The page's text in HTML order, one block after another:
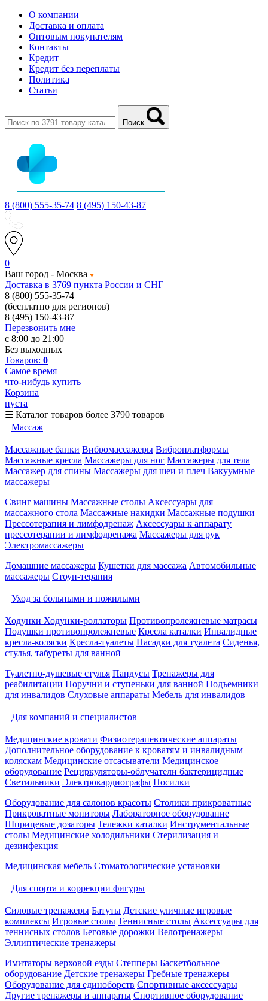
О компании
Доставка и оплата
Оптовым покупателям
Контакты
Кредит
Кредит без переплаты
Политика
Статьи
Поиск
8 (800) 555-35-74 8 (495) 150-43-87
0
Ваш город - Москва
Доставка в 3769 пункта России и СНГ
8 (800) 555-35-74
(бесплатно для регионов)
8 (495) 150-43-87
Перезвонить мне
с 8:00 до 21:00
Без выходных
Товаров: 0
Самое время
что-нибудь купить
Корзина
пуста
☰ Каталог товаров более 3790 товаров
Массаж
Массажные банки Вибромассажеры Виброплатформы
Массажные кресла Массажеры для ног Массажеры для тела
Массажер для спины Массажеры для шеи и плеч Вакуумные
массажеры
Свинг машины Массажные столы Аксессуары для
массажного стола Массажные накидки Массажные подушки
Прессотерапия и лимфодренаж Аксессуары к аппарату
прессотерапии и лимфодренажа Массажеры для рук
Электромассажеры
Домашние массажеры Кушетки для массажа Автомобильные
массажеры Стоун-терапия
Уход за больными и пожилыми
Ходунки Ходунки-роллаторы Противопролежневые матрасы
Подушки противопролежневые Кресла каталки Инвалидные
кресла-коляски Кресла-туалеты Насадки для туалета Сиденья,
стулья, табуреты для ванной
Туалетно-душевые стулья Пандусы Тренажеры для
реабилитации Поручни и ступеньки для ванной Подъемники
для инвалидов Слуховые аппараты Мебель для инвалидов
Для компаний и специалистов
Медицинские кровати Физиотерапевтические аппараты
Дополнительное оборудование к кроватям и инвалидным
коляскам Медицинские отсасыватели Медицинское
оборудование Рециркуляторы-облучатели бактерицидные
Светильники Электрокардиографы Носилки
Оборудование для салонов красоты Столики прикроватные
Прикроватные мониторы Лабораторное оборудование
Шприцевые дозаторы Тележки каталки Инструментальные
столы Медицинские холодильники Стерилизация и
дезинфекция
Медицинская мебель Стоматологические установки
Для спорта и коррекции фигуры
Силовые тренажеры Батуты Детские уличные игровые
комплексы Игровые столы Теннисные столы Аксессуары для
теннисных столов Беговые дорожки Велотренажеры
Эллиптические тренажеры
Имитаторы верховой езды Степперы Баскетбольное
оборудование Детские тренажеры Гребные тренажеры
Оборудование для единоборств Спортивные аксессуары
Другие тренажеры и аппараты Спортивное оборудование